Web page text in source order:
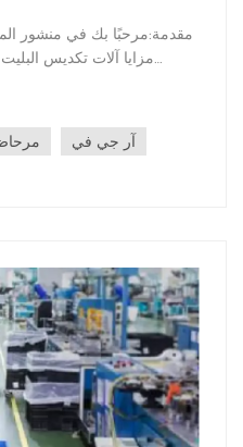
مقدمة:مرحبًا بك في منشور
مزايا آلات تكديس
طريقة إدارة
التخزين الخاصة بها. في
آلات تكديس البليت ونشرح سبب كو...
آر جي في